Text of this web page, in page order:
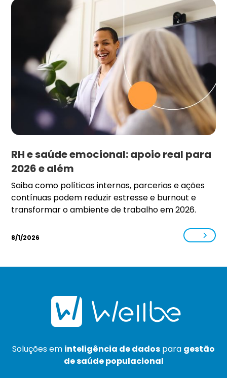
RH e saúde emocional: apoio real para
2026 e além
Saiba como políticas internas, parcerias e ações
contínuas podem reduzir estresse e burnout e
transformar o ambiente de trabalho em 2026.
8/1/2026
Soluções em inteligência de dados para gestão
de saúde populacional